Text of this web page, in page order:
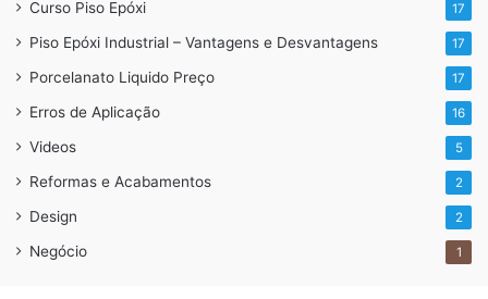
Curso Piso Epóxi 17
Piso Epóxi Industrial – Vantagens e Desvantagens 17
Porcelanato Liquido Preço 17
Erros de Aplicação 16
Videos 5
Reformas e Acabamentos 2
Design 2
Negócio 1